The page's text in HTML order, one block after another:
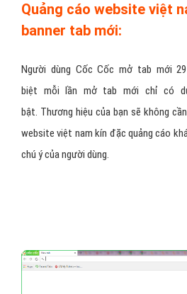
Quảng cáo website việt
banner tab mới:
Người dùng Cốc Cốc mở tab mới
biệt mỗi lần mở tab mới chỉ có
bật. Thương hiệu của bạn sẽ không
website việt nam kín đặc quảng cáo
chú ý của người dùng.